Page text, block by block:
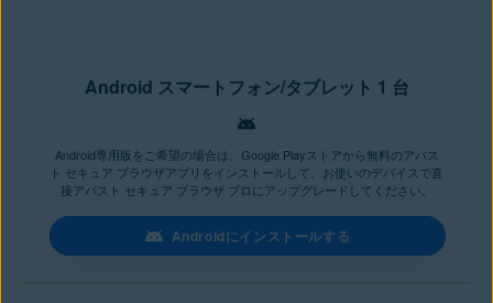
Android スマートフォン/タブレット 1 台
Android専用版をご希望の場合は、Google Playストアから無料のアバス
ト セキュア ブラウザアプリをインストールして、お使いのデバイスで直
接アバスト セキュア ブラウザ プロにアップグレードしてください。
Androidにインストールする